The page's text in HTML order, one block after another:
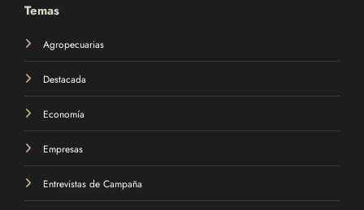
Temas
Agropecuarias
Destacada
Economía
Empresas
Entrevistas de Campaña